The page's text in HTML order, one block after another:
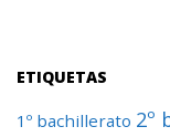
ETIQUETAS
1º bachillerato 2º